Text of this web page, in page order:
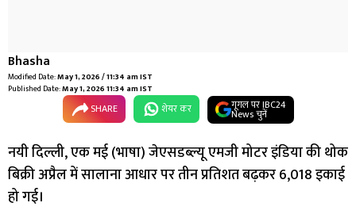
Bhasha
Modified Date:May 1, 2026 / 11:34 am IST
Published Date:May 1, 2026 11:34 am IST
SHARE शेयर कर गूगल पर IBC24
News चुनें
नयी दिल्ली, एक मई (भाषा) जेएसडब्ल्यू एमजी मोटर इंडिया की थोक
बिक्री अप्रैल में सालाना आधार पर तीन प्रतिशत बढ़कर 6,018 इकाई
हो गई।